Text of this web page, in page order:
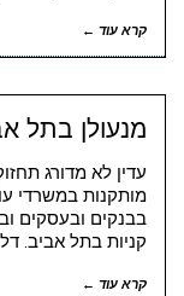
קרא עוד ←
מנעולן בתל אביב
עדין לא מדורג
מותקנות במשרדי
בבנקים ובעסקים
קניות בתל אביב.
קרא עוד ←